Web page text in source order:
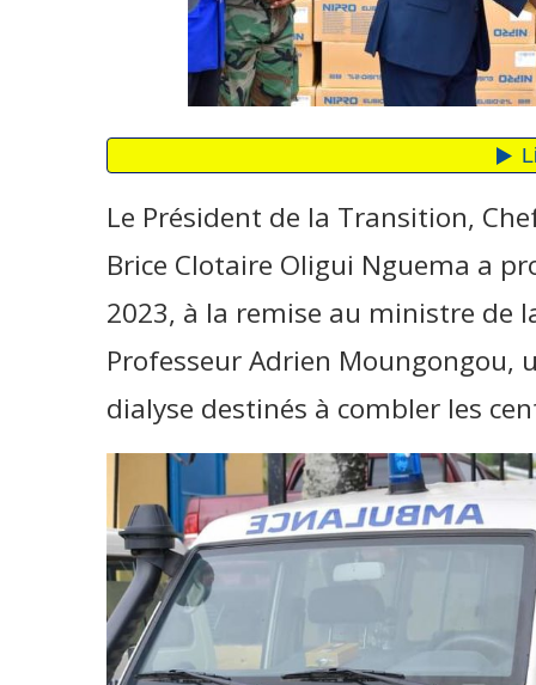
Le Président de la Transition,
Brice Clotaire Oligui Nguema a
2023, à la remise au ministre de
Professeur Adrien
dialyse destinés à combler les